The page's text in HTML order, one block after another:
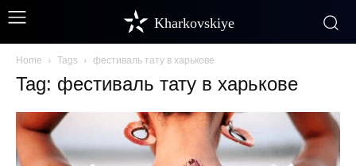
Kharkovskiye
Home Tags фестиваль тату в харькове
Tag: фестиваль тату в харькове